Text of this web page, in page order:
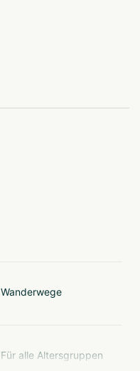
Wanderwege
Für alle Altersgruppen